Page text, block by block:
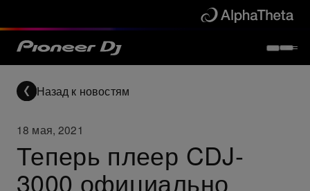
Назад к новостям
18 мая, 2021
Теперь плеер CDJ-
3000 официально